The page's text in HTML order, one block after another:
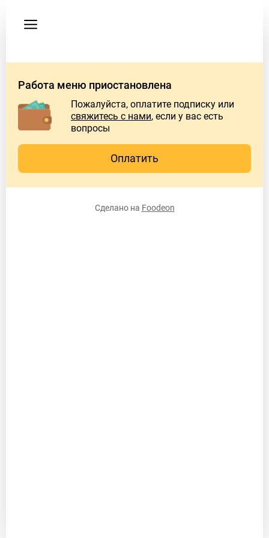
соглашение
Работа меню приостановлена
Пожалуйста, оплатите подписку или
свяжитесь с нами, если у вас есть
вопросы
Оплатить
Сделано на Foodeon